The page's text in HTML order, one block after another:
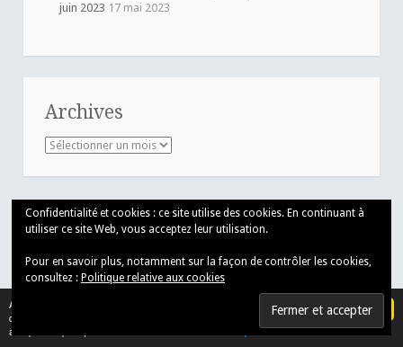
OK
Afin de vous offrir une meilleure expérience utilisateur, des
cookies sont utilisés. En navigant sur notre site, vous
acceptez sa politique d'utilisation des cookies.
En savoir plus
juin 2023 17 mai 2023
Archives
Archives
Association des Bibliothécaires de France
T 01 55 33 10 30
Confidentialité et cookies : ce site utilise des cookies. En continuant à
utiliser ce site Web, vous acceptez leur utilisation.
Pour en savoir plus, notamment sur la façon de contrôler les cookies,
consultez : Politique relative aux cookies